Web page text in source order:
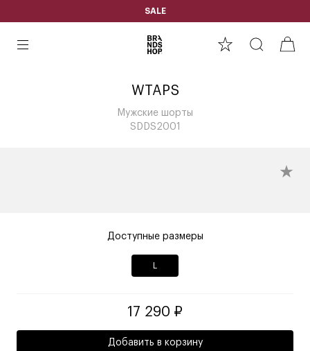
SALE
WTAPS
Мужские шорты
SDDS2001
Доступные размеры
17 290 ₽
Добавить в корзину